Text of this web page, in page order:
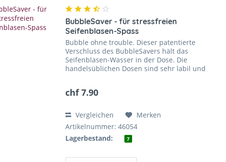
BubbleSaver - für stressfreien
Seifenblasen-Spass
Bubble ohne trouble. Dieser patentierte
Verschluss des BubbleSavers hält das
Seifenblasen-Wasser in der Dose. Die
handelsüblichen Dosen sind sehr labil und
chf 7.90
Vergleichen
Merken
Artikelnummer: 46054
Lagerbestand:
7